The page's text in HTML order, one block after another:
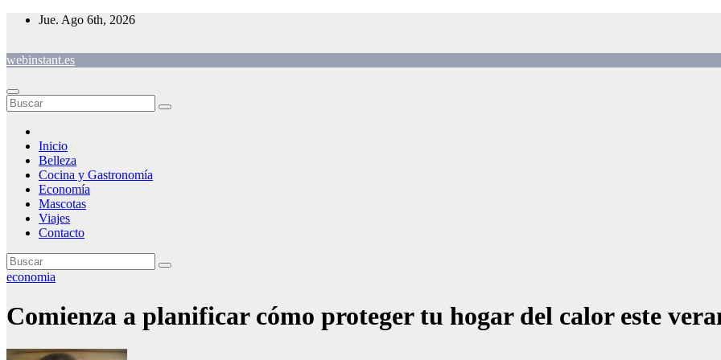
Saltar
Jue. Ago 6th, 2026
webinstant.es
Inicio
Belleza
Cocina y Gastronomía
Economía
Mascotas
Viajes
Contacto
economia
Comienza a planificar cómo proteger tu hogar del calor este